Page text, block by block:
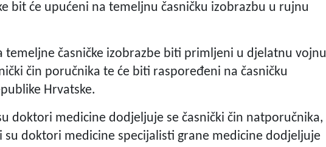
bit će upućeni na temeljnu časničku izobrazbu u rujnu
temeljne časničke izobrazbe biti primljeni u djelatnu vojnu
čin poručnika te će biti raspoređeni na časničku
Hrvatske.
doktori medicine dodjeljuje se časnički čin natporučnika,
su doktori medicine specijalisti grane medicine dodjeljuje